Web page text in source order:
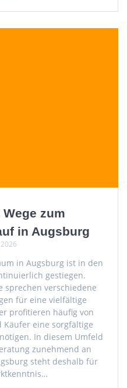
zum
in Augsburg
in Augsburg ist in den
gestiegen.
sprechen verschiedene
für eine vielfältige
profitieren häufig von
Käufer eine sorgfältige
In diesem Umfeld
zunehmend an
steht deshalb für